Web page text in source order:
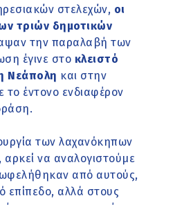
στελεχών, οι
τριών δημοτικών
την παραλαβή των
έγινε στο κλειστό
Νεάπολη και στην
έντονο ενδιαφέρον
των λαχανόκηπων
αρκεί να αναλογιστούμε
ωφελήθηκαν από αυτούς,
επίπεδο, αλλά στους